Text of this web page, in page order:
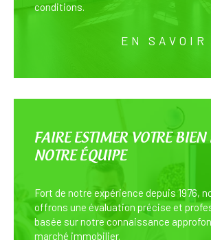
conditions.
EN SAVOIR
FAIRE ESTIMER VOTRE BIEN
NOTRE ÉQUIPE
Fort de notre expérience depuis 1976,
offrons une évaluation précise et
basée sur notre connaissance
marché immobilier.